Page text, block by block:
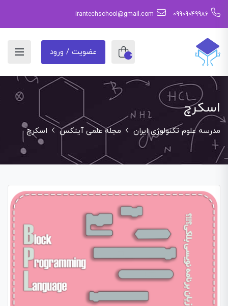
09909049986
irantechschool@gmail.com
0 عضویت / ورود
اسکرچ
مدرسه علوم تکنولوژی ایران مجله علمی آیتکس اسکرچ